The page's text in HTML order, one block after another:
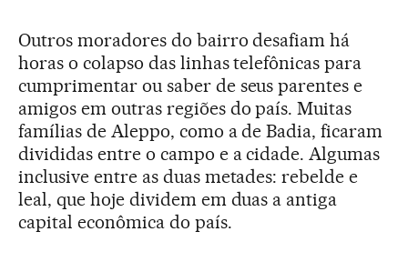
Outros moradores do bairro desafiam há
horas o colapso das linhas telefônicas para
cumprimentar ou saber de seus parentes e
amigos em outras regiões do país. Muitas
famílias de Aleppo, como a de Badia, ficaram
divididas entre o campo e a cidade. Algumas
inclusive entre as duas metades: rebelde e
leal, que hoje dividem em duas a antiga
capital econômica do país.